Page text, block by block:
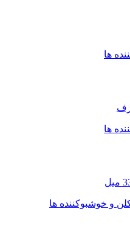
ها
ها
و خوشبوکننده ها